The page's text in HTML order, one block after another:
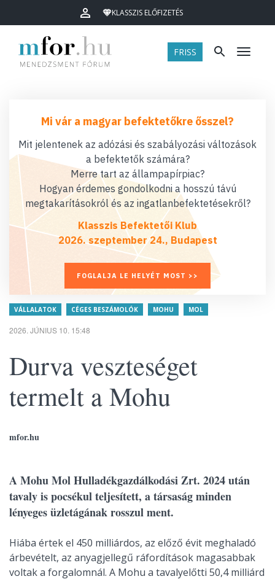
KLASSZIS ELŐFIZETÉS
FRISS Menü
Mi vár a magyar befektetőkre ősszel?
Mit jelentenek az adózási és szabályozási változások
a befektetők számára?
Merre tart az állampapírpiac?
Hogyan érdemes gondolkodni a hosszú távú
megtakarításokról és az ingatlanbefektetésekről?
Klasszis Befektetői Klub
2026. szeptember 24., Budapest
FOGLALJA LE HELYÉT MOST >>
VÁLLALATOK CÉGES BESZÁMOLÓK MOHU MOL
2026. JÚNIUS 10. 15:48
Durva veszteséget
termelt a Mohu
mfor.hu
A Mohu Mol Hulladékgazdálkodási Zrt. 2024 után
tavaly is pocsékul teljesített, a társaság minden
lényeges üzletágának rosszul ment.
Hiába értek el 450 milliárdos, az előző évit meghaladó
árbevételt, az anyagjellegű ráfordítások magasabbak
voltak a forgalomnál. A Mohu a tavalyelőtti 50,4 milliárd